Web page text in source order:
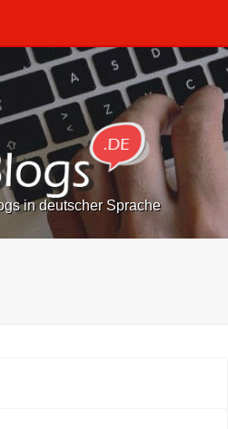
in deutscher Sprache